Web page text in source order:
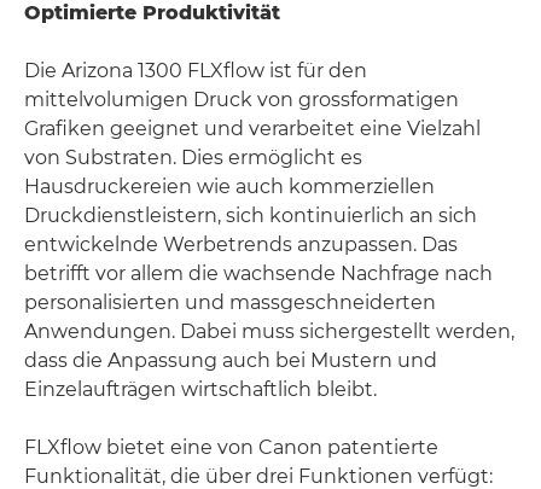
Optimierte Produktivität
Die Arizona 1300 FLXflow ist für den
mittelvolumigen Druck von grossformatigen
Grafiken geeignet und verarbeitet eine Vielzahl
von Substraten. Dies ermöglicht es
Hausdruckereien wie auch kommerziellen
Druckdienstleistern, sich kontinuierlich an sich
entwickelnde Werbetrends anzupassen. Das
betrifft vor allem die wachsende Nachfrage nach
personalisierten und massgeschneiderten
Anwendungen. Dabei muss sichergestellt werden,
dass die Anpassung auch bei Mustern und
Einzelaufträgen wirtschaftlich bleibt.
FLXflow bietet eine von Canon patentierte
Funktionalität, die über drei Funktionen verfügt: